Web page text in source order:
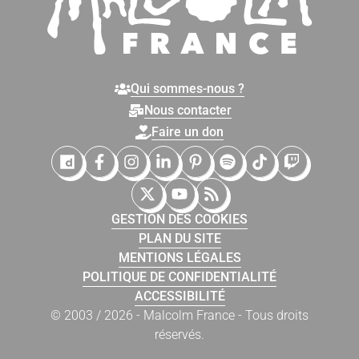
Qui sommes-nous ?
Nous contacter
Faire un don
Malcolm France sur Dailymotion
Malcolm France sur Facebook
Malcolm France sur Instagram
Malcolm France sur LinkedIn
Malcolm France sur
Malcolm France sur
MalcolmMalcolm
Malcolm France sur X (Twitter)
Malcolm France sur
Malcolm France sur
GESTION DES COOKIES
PLAN DU SITE
MENTIONS LÉGALES
POLITIQUE DE CONFIDENTIALITÉ
ACCESSIBILITÉ
© 2003 / 2026 - Malcolm France - Tous droits
réservés.